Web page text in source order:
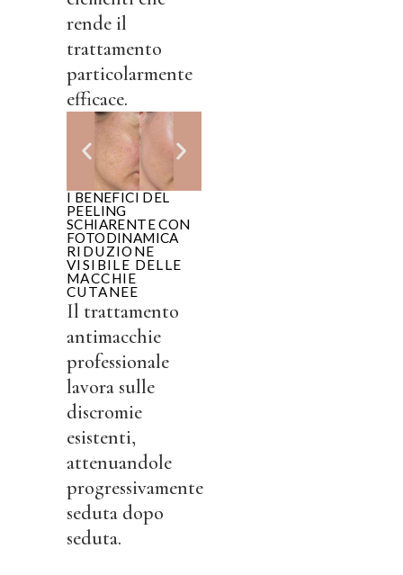
rende il
trattamento
particolarmente
efficace.
I BENEFICI DEL
PEELING
SCHIARENTE CON
FOTODINAMICA
RIDUZIONE
VISIBILE DELLE
MACCHIE
CUTANEE
Il trattamento
antimacchie
professionale
lavora sulle
discromie
esistenti,
attenuandole
progressivamente
seduta dopo
seduta.